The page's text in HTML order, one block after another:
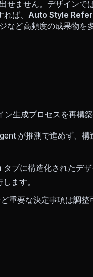
せません。デザインで
ば、 Auto Style
ど高頻度の成果物を
生成プロセスを再構築
が推測で進めず、構
タブに構造化されたデ
ます。
重要な決定事項は調